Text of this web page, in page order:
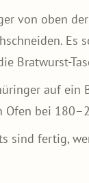
von oben
Es
Bratwurst-
auf ein
Ofen bei
sind fertig,